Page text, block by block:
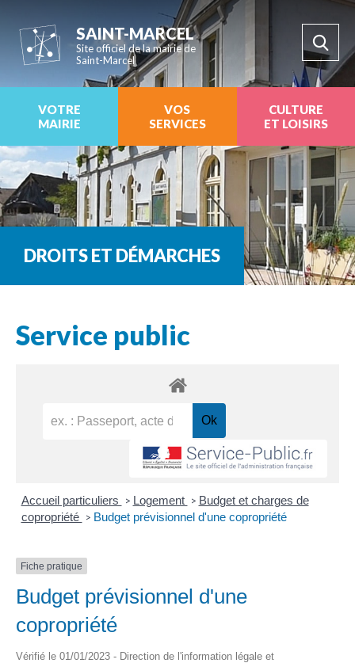
SAINT-MARCEL
Site officiel de la mairie de
Saint-Marcel
VOTRE
MAIRIE
VOS
SERVICES
CULTURE
ET LOISIRS
DROITS ET DÉMARCHES
Service public
Accueil particuliers > Logement > Budget et charges de
copropriété > Budget prévisionnel d'une copropriété
Fiche pratique
Budget prévisionnel d'une
copropriété
Vérifié le 01/01/2023 - Direction de l'information légale et